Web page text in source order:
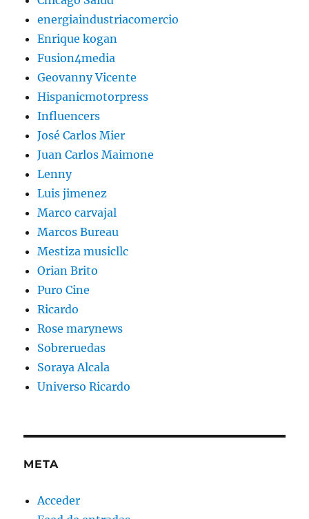
energiaindustriacomercio
Enrique kogan
Fusion4media
Geovanny Vicente
Hispanicmotorpress
Influencers
José Carlos Mier
Juan Carlos Maimone
Lenny
Luis jimenez
Marco carvajal
Marcos Bureau
Mestiza musicllc
Orian Brito
Puro Cine
Ricardo
Rose marynews
Sobreruedas
Soraya Alcala
Universo Ricardo
META
Acceder